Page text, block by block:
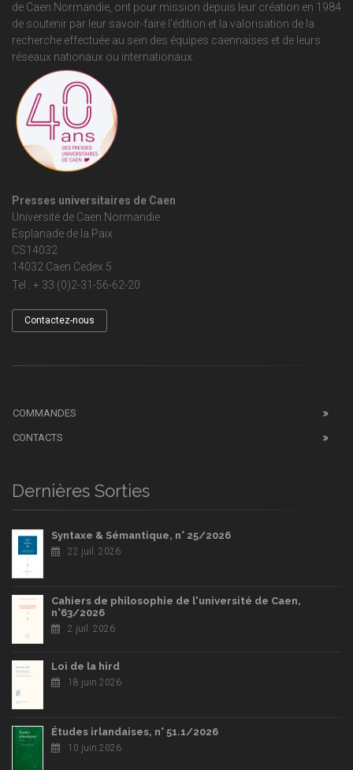
de Caen Normandie, ont pour mission depuis leur création en 1984
de soutenir par leur savoir-faire l'édition et la valorisation de la
recherche effectuée au sein des équipes caennaises et de leurs
réseaux nationaux ou internationaux.
Presses universitaires de Caen
Université de Caen Normandie
Esplanade de la Paix
CS14032
14032 Caen Cedex 5
Tel : + 33 (0)2-31-56-62-20
Contactez-nous
COMMANDES
CONTACTS
Dernières Sorties
Syntaxe & Sémantique, n° 25/2026
22 juil. 2026
Cahiers de philosophie de l'université de Caen,
n°63/2026
2 juil. 2026
Loi de la hird
18 juin 2026
Études irlandaises, n° 51.1/2026
10 juin 2026